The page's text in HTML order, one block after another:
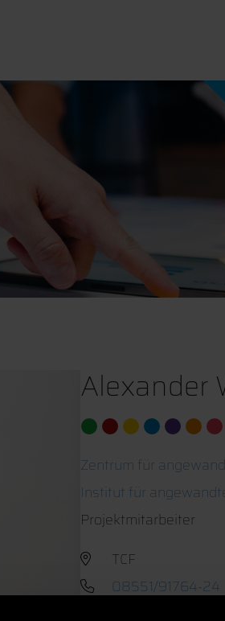
Alexander
Zentrum für
Institut für
Projektmitarbeiter
TCF
08551/91764-24